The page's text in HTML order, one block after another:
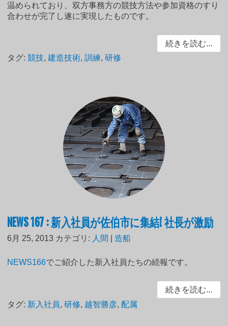
温められており、双方事務方の競技方法や参加資格のすり
合わせが完了し遂に実現したものです。
続きを読む...
タグ:競技,建造技術,訓練,研修
NEWS 167 : 新入社員が佐伯市に集結! 社長が激励
6月 25, 2013 カテゴリ: 人間 |造船
NEWS166でご紹介した新入社員たちの続報です。
続きを読む...
タグ: 新入社員,研修, 越智勝彦, 配属